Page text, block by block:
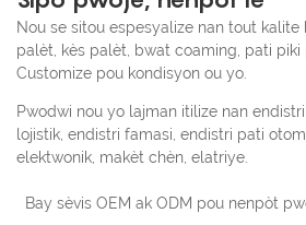
Nou se sitou espesyalize nan tout kalite
palèt, kès palèt, bwat coaming, pati
Customize pou kondisyon ou yo.
Pwodwi nou yo lajman itilize nan
lojistik, endistri famasi, endistri pati
elektwonik, makèt chèn, elatriye.
Bay sèvis OEM ak ODM pou nenpòt